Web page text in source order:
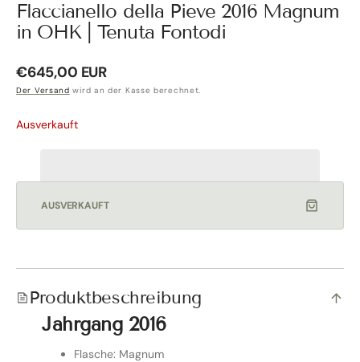
Flaccianello della Pieve 2016 Magnum
in OHK | Tenuta Fontodi
Normaler
Preis
€645,00 EUR
Der Versand wird an der Kasse berechnet.
Ausverkauft
AUSVERKAUFT
Produktbeschreibung
Jahrgang 2016
Flasche: Magnum